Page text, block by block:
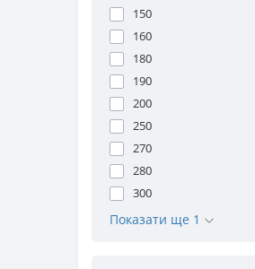
150
160
180
190
200
250
270
280
300
Показати ще 1